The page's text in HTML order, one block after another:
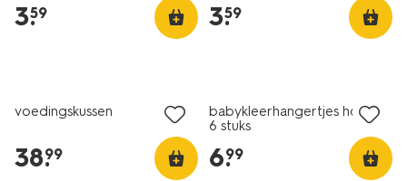
3.
59 3.
59
voedingskussen
38.
99
babykleerhangertjes hout -
6 stuks
6.
99